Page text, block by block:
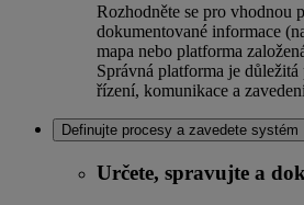
Rozhodněte se pro vhodnou
dokumentované informace
mapa nebo platforma
Správná platforma je
řízení, komunikace a
Definujte procesy a zavedete systém
Určete, spravujte a